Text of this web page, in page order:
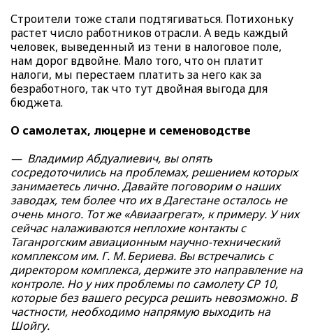
Строители тоже стали подтягиваться. Потихоньку
растет число работников отрасли. А ведь каждый
человек, выведенный из тени в налоговое поле,
нам дорог вдвойне. Мало того, что он платит
налоги, мы перестаем платить за него как за
безработного, так что тут двойная выгода для
бюджета.
О самолетах, люцерне и семеноводстве
— Владимир Абдуалиевич, вы опять
сосредоточились на проблемах, решением которых
занимаетесь лично. Давайте поговорим о наших
заводах, тем более что их в Дагестане осталось не
очень много. Тот же «Авиаагрегат», к примеру. У них
сейчас налаживаются неплохие контакты с
Таганрогским авиационным научно-технический
комплексом им. Г. М. Бериева. Вы встречались с
директором комплекса, держите это направление на
контроле. Но у них проблемы по самолету СР 10,
которые без вашего ресурса решить невозможно. В
частности, необходимо напрямую выходить на
Шойгу.